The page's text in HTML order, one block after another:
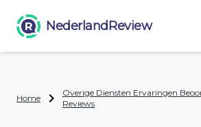
NederlandReview
Home
Overige Diensten Ervaringen
Reviews